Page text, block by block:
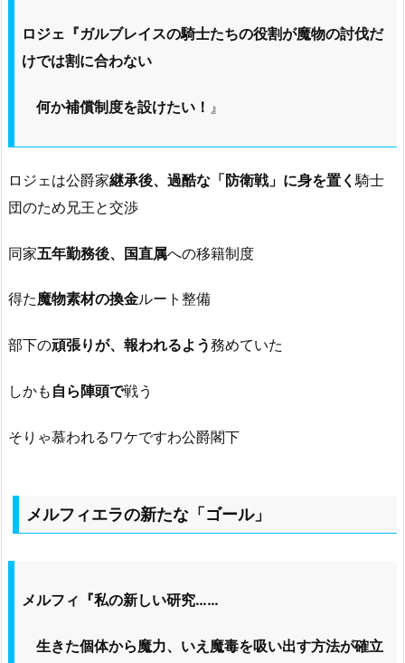
ロジェ『ガルブレイスの騎士たちの役割が魔物の討伐だ
けでは割に合わない
何か補償制度を設けたい！ 』
ロジェは公爵家継承後、過酷な「防衛戦」に身を置く 騎士
団のため兄王と交渉
同家五年勤務後、国直属への移籍制度
得た魔物素材の換金ルート整備
部下の頑張りが、報われるよう務めていた
しかも 自ら陣頭で戦う
そりゃ慕われるワケですわ公爵閣下
メルフィエラの新たな「ゴール」
メルフィ『私の新しい研究……
生きた個体から魔力、いえ魔毒を吸い出す方法が確立